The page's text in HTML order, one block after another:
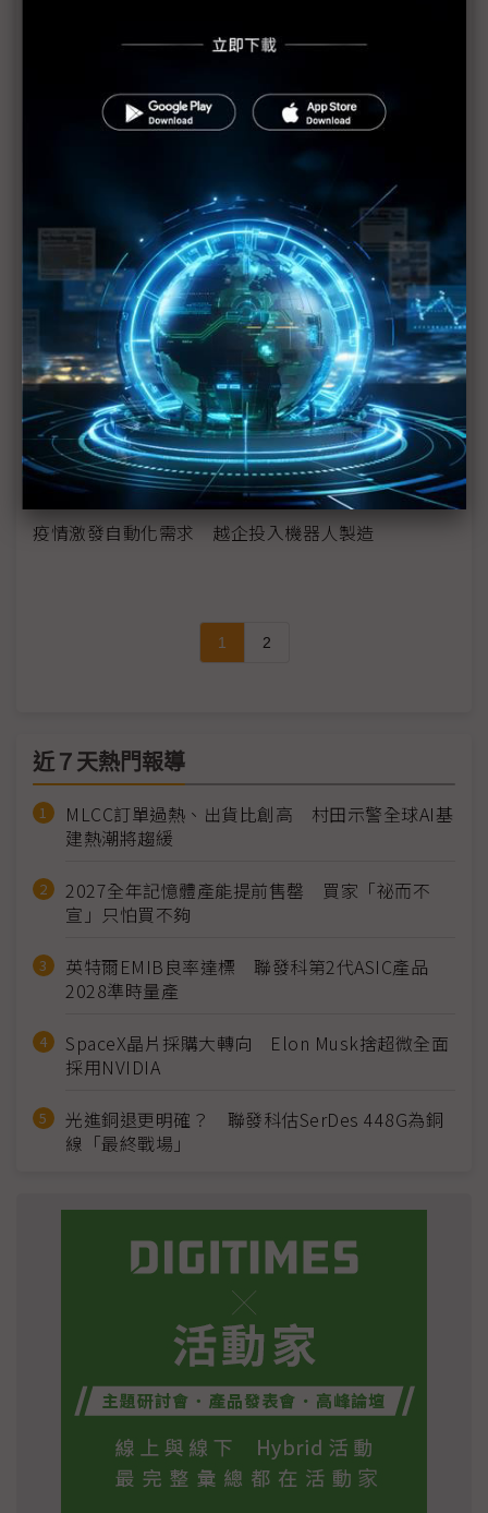
越南斷料嚴重 跨國企業採緊急措施
中國需求驟跌 手機市場1H20很傷
中國原料進不來 越南電子業大麻煩
三星避免零件斷炊 海空兩路急送越南
憂斷貨壓力 英特爾等10家大廠要求越南政府協助
疫情衝擊全球 越南製造業遭斷鏈
疫情衝擊越南生產 三星、樂金、台塑原料告急
疫情導致停產 越南企業尋新夥伴
疫情阻礙通關 三星越南廠求救
疫情激發自動化需求 越企投入機器人製造
1 2
近７天熱門報導
MLCC訂單過熱、出貨比創高 村田示警全球AI基
建熱潮將趨緩
2027全年記憶體產能提前售罄 買家「祕而不
宣」只怕買不夠
英特爾EMIB良率達標 聯發科第2代ASIC產品
2028準時量產
SpaceX晶片採購大轉向 Elon Musk捨超微全面
採用NVIDIA
光進銅退更明確？ 聯發科估SerDes 448G為銅
線「最終戰場」